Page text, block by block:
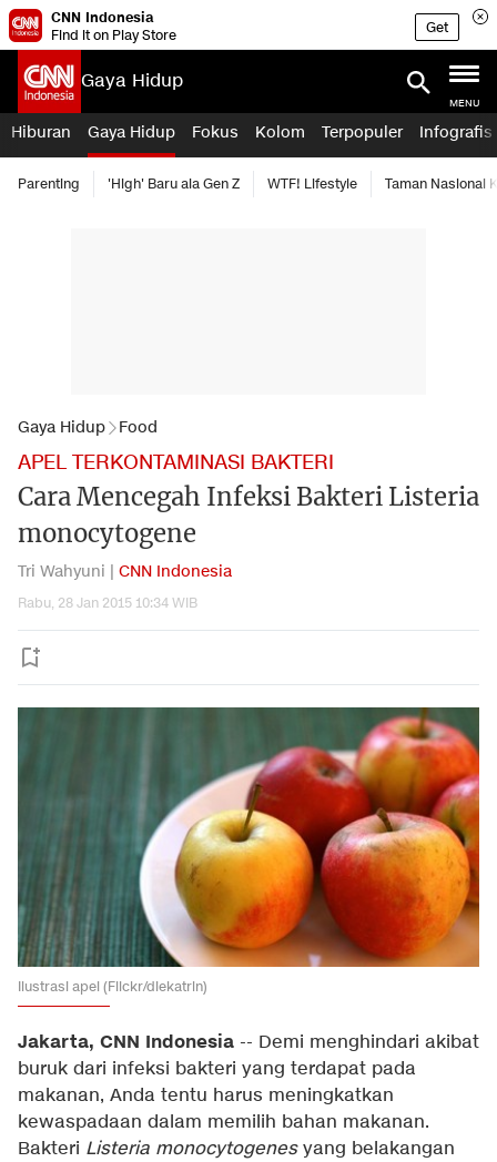
CNN Indonesia
Find it on Play Store
Get
Gaya Hidup
MENU
Hiburan Gaya Hidup Fokus Kolom Terpopuler Infografis
Parenting 'High' Baru ala Gen Z WTF! Lifestyle Taman Nasional
Gaya Hidup Food
APEL TERKONTAMINASI BAKTERI
Cara Mencegah Infeksi Bakteri Listeria
monocytogene
Tri Wahyuni | CNN Indonesia
Rabu, 28 Jan 2015 10:34 WIB
Ilustrasi apel (Flickr/diekatrin)
Jakarta, CNN Indonesia -- Demi menghindari akibat
buruk dari infeksi bakteri yang terdapat pada
makanan, Anda tentu harus meningkatkan
kewaspadaan dalam memilih bahan makanan.
Bakteri Listeria monocytogenesyang belakangan